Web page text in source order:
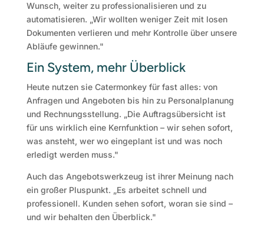
Wunsch, weiter zu professionalisieren und zu
automatisieren. „Wir wollten weniger Zeit mit losen
Dokumenten verlieren und mehr Kontrolle über unsere
Abläufe gewinnen."
Ein System, mehr Überblick
Heute nutzen sie Catermonkey für fast alles: von
Anfragen und Angeboten bis hin zu Personalplanung
und Rechnungsstellung. „Die Auftragsübersicht ist
für uns wirklich eine Kernfunktion – wir sehen sofort,
was ansteht, wer wo eingeplant ist und was noch
erledigt werden muss."
Auch das Angebotswerkzeug ist ihrer Meinung nach
ein großer Pluspunkt. „Es arbeitet schnell und
professionell. Kunden sehen sofort, woran sie sind –
und wir behalten den Überblick."